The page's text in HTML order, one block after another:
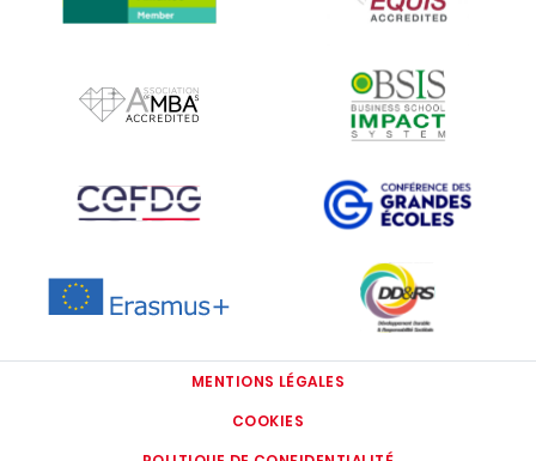
IMAGE
IMAGE
IMAGE
IMAGE IMAGE
MENTIONS LÉGALES
COOKIES